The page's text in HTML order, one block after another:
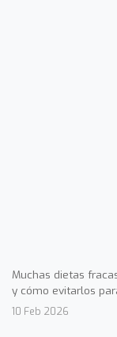
Muchas dietas
y cómo evitarlos
10 Feb 2026